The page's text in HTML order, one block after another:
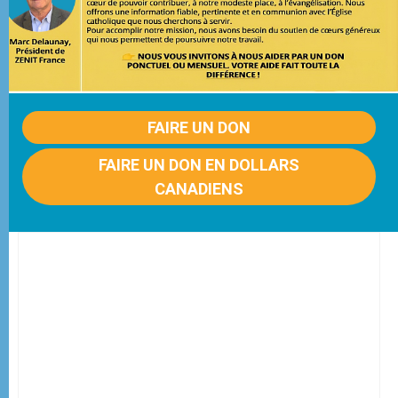
FAIRE UN DON
FAIRE UN DON EN DOLLARS
CANADIENS